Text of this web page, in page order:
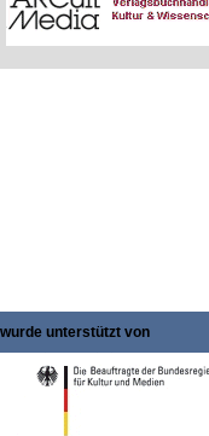
wurde unterstützt von